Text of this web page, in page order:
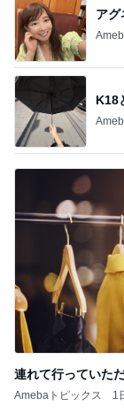
アグ
K18
連れて行っていた
Amebaトピックス 1